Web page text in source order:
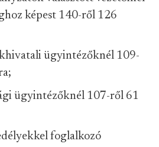
képest 140-ről 126
ügyintézőknél 109-
ügyintézőknél 107-ről 61
foglalkozó